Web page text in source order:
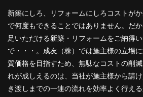
新築にしろ、リフォームにしろコストが
で何度もできることではありません。だ
足いただける新築・リフォームをご納得
で・・・。成友（株）では施主様の立場
質価格を目指すため、無駄なコストの削
れが成しえるのは、当社が施主様から請け
き渡しまでの一連の流れを効率よく行え